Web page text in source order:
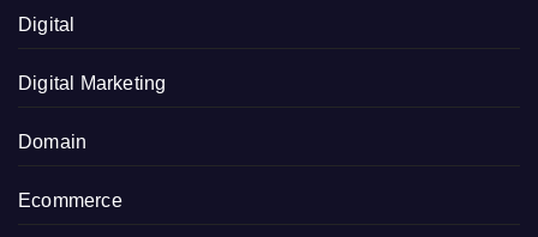
Digital
Digital Marketing
Domain
Ecommerce